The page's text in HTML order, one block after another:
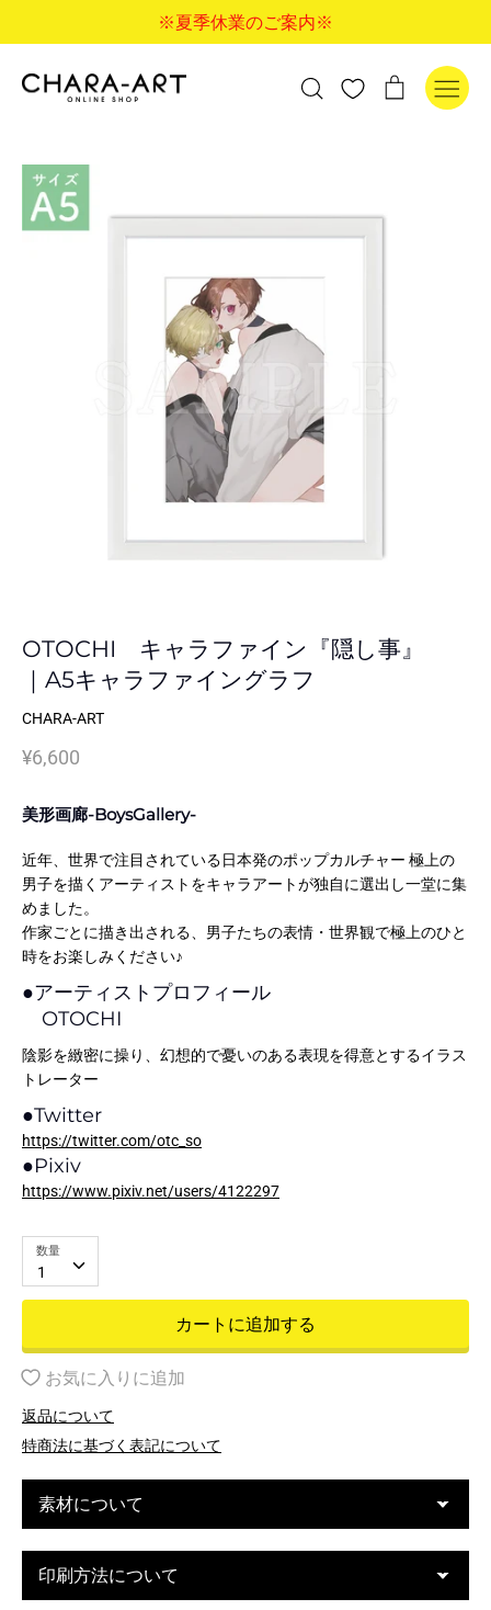
※夏季休業のご案内※
検索
OTOCHI キャラファイン『隠し事』
｜A5キャラファイングラフ
CHARA-ART
¥6,600
美形画廊-BoysGallery-
近年、世界で注目されている日本発のポップカルチャー 極上の
男子を描くアーティストをキャラアートが独自に選出し一堂に集
めました。
作家ごとに描き出される、男子たちの表情・世界観で極上のひと
時をお楽しみください♪
●アーティストプロフィール
OTOCHI
陰影を緻密に操り、幻想的で憂いのある表現を得意とするイラス
トレーター
●Twitter
https://twitter.com/otc_so
●Pixiv
https://www.pixiv.net/users/4122297
数量
1
カートに追加する
お気に入りに追加
返品について
特商法に基づく表記について
素材について
印刷方法について